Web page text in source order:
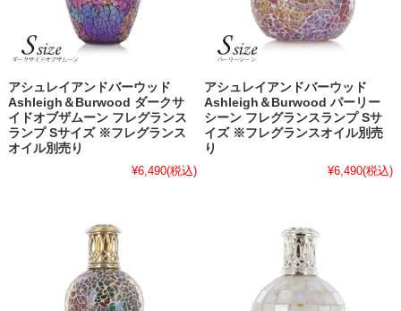
アシュレイアンドバーウッド
Ashleigh＆Burwood ダークサ
イドオブザムーン フレグランス
ランプ Sサイズ ※フレグランス
オイル別売り
¥6,490(税込)
アシュレイアンドバーウッド
Ashleigh＆Burwood パーリー
シーン フレグランスランプ Sサ
イズ ※フレグランスオイル別売
り
¥6,490(税込)